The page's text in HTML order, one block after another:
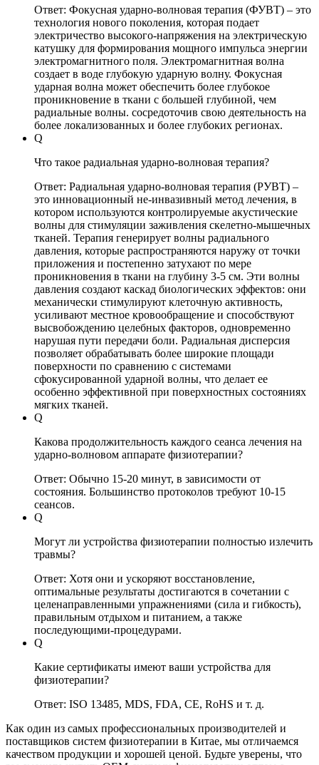
Ответ: Фокусная ударно-волновая терапия (ФУВТ) – это
технология нового поколения, которая подает
электричество высокого-напряжения на электрическую
катушку для формирования мощного импульса энергии
электромагнитного поля. Электромагнитная волна
создает в воде глубокую ударную волну. Фокусная
ударная волна может обеспечить более глубокое
проникновение в ткани с большей глубиной, чем
радиальные волны. сосредоточив свою деятельность на
более локализованных и более глубоких регионах.
Q
Что такое радиальная ударно-волновая терапия?
Ответ: Радиальная ударно-волновая терапия (РУВТ) –
это инновационный не-инвазивный метод лечения, в
котором используются контролируемые акустические
волны для стимуляции заживления скелетно-мышечных
тканей. Терапия генерирует волны радиального
давления, которые распространяются наружу от точки
приложения и постепенно затухают по мере
проникновения в ткани на глубину 3-5 см. Эти волны
давления создают каскад биологических эффектов: они
механически стимулируют клеточную активность,
усиливают местное кровообращение и способствуют
высвобождению целебных факторов, одновременно
нарушая пути передачи боли. Радиальная дисперсия
позволяет обрабатывать более широкие площади
поверхности по сравнению с системами
сфокусированной ударной волны, что делает ее
особенно эффективной при поверхностных состояниях
мягких тканей.
Q
Какова продолжительность каждого сеанса лечения на
ударно-волновом аппарате физиотерапии?
Ответ: Обычно 15-20 минут, в зависимости от
состояния. Большинство протоколов требуют 10-15
сеансов.
Q
Могут ли устройства физиотерапии полностью излечить
травмы?
Ответ: Хотя они и ускоряют восстановление,
оптимальные результаты достигаются в сочетании с
целенаправленными упражнениями (сила и гибкость),
правильным отдыхом и питанием, а также
последующими-процедурами.
Q
Какие сертификаты имеют ваши устройства для
физиотерапии?
Ответ: ISO 13485, MDS, FDA, CE, RoHS и т. д.
Как один из самых профессиональных производителей и
поставщиков систем физиотерапии в Китае, мы отличаемся
качеством продукции и хорошей ценой. Будьте уверены, что